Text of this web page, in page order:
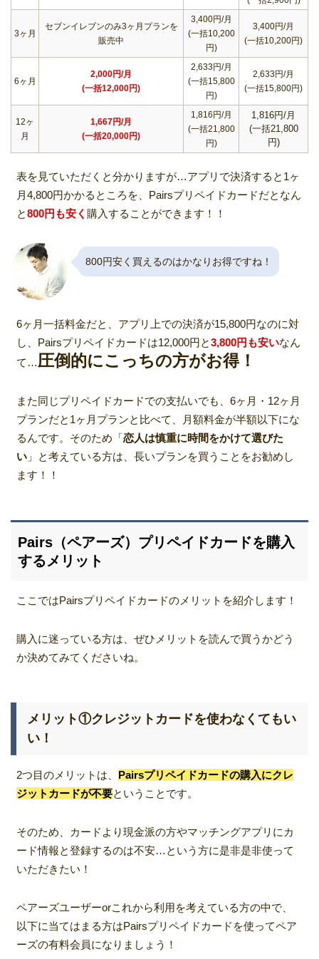
3ヶ月
セブンイレブンのみ3ヶ月プランを
販売中
3,400円/月
(一括10,200
円)
3,400円/月
(一括10,200円)
6ヶ月
2,000円/月
(一括12,000円)
2,633円/月
(一括15,800
円)
2,633円/月
(一括15,800円)
12ヶ
月
1,667円/月
(一括20,000円)
1,816円/月
(一括21,800
円)
1,816円/月
(一括21,800
円)
表を見ていただくと分かりますが…アプリで決済すると1ヶ
月4,800円かかるところを、Pairsプリペイドカードだとなん
と800円も安く 購入することができます！！
800円安く買えるのはかなりお得ですね！
6ヶ月一括料金だと、アプリ上での決済が15,800円なのに対
し、Pairsプリペイドカードは12,000円と3,800円 も安いなん
て…圧倒的にこっちの方がお得！
また同じプリペイドカードでの支払いでも、6ヶ月・12ヶ月
プランだと1ヶ月プランと比べて、月額料金が半額以下にな
るんです。そのため「恋人は慎重に時間をかけて選びた
い 」と考えている方は、長いプランを買うことをお勧めし
ます！！
Pairs（ペアーズ）プリペイドカードを購入
するメリット
ここではPairsプリペイドカードのメリットを紹介します！
購入に迷っている方は、ぜひメリットを読んで買うかどう
か決めてみてくださいね。
メリット①クレジットカードを使わなくてもい
い！
2つ目のメリットは、 Pairsプリペイドカードの購入にクレ
ジットカードが不要ということです。
そのため、カードより現金派の方やマッチングアプリにカ
ード情報と登録するのは不安…という方に是非是非使って
いただきたい！
ペアーズユーザーorこれから利用を考えている方の中で、
以下に当てはまる方はPairsプリペイドカードを使ってペア
ーズの有料会員になりましょう！